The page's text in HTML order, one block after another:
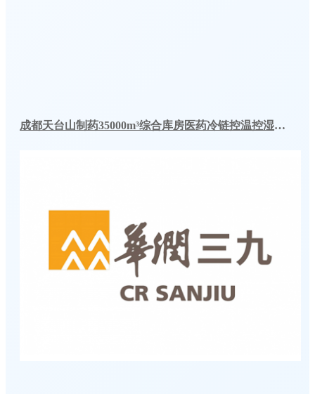
成都天台山制药35000m³综合库房医药冷链控温控湿冷库改造工程